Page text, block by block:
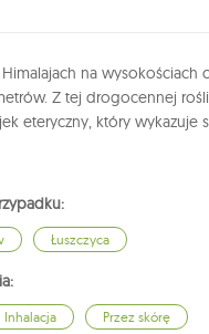
na wysokościach
Z tej drogocennej
eteryczny, który wykazuje
Łuszczyca
Inhalacja Przez skórę